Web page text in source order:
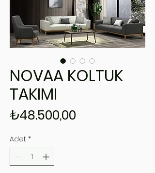
NOVAA KOLTUK
TAKIMI
₺48.500,00
Adet *